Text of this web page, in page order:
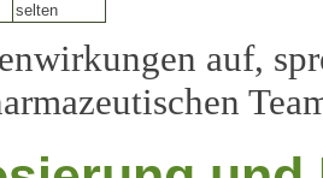
selten
auf,